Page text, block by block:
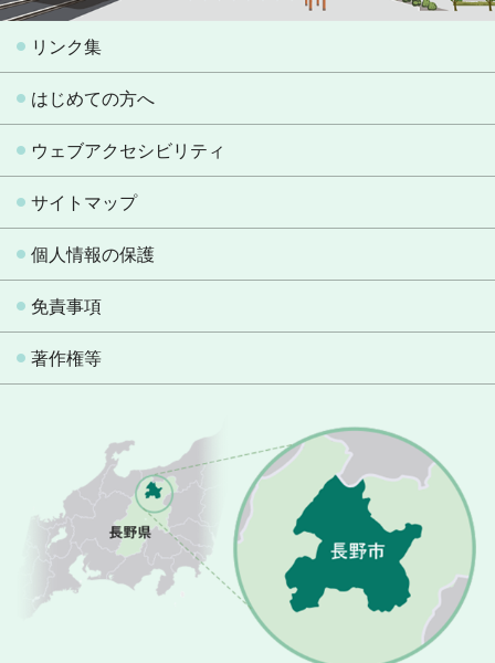
リンク集
はじめての方へ
ウェブアクセシビリティ
サイトマップ
個人情報の保護
免責事項
著作権等